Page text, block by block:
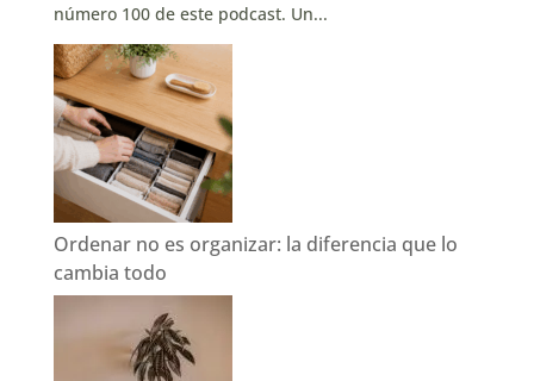
número 100 de este podcast. Un...
Ordenar no es organizar: la diferencia que lo
cambia todo